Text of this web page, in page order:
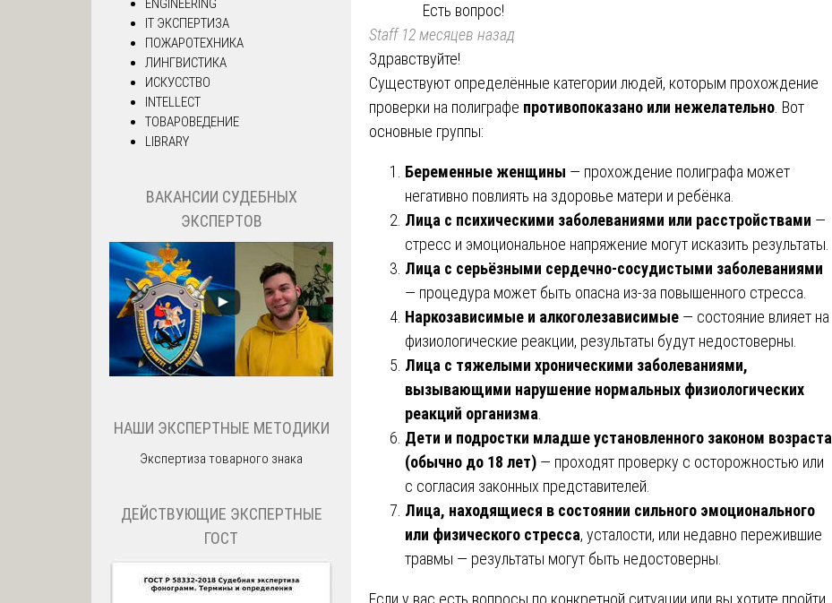
Есть вопрос!
Staff12 месяцев назад
Здравствуйте!
Существуют определённые категории людей, которым прохождение
проверки на полиграфе противопоказано или нежелательно . Вот
основные группы:
Беременные женщины — прохождение полиграфа может
негативно повлиять на здоровье матери и ребёнка.
Лица с психическими заболеваниями или расстройствами —
стресс и эмоциональное напряжение могут исказить результаты.
Лица с серьёзными сердечно-сосудистыми заболеваниями
— процедура может быть опасна из-за повышенного стресса.
Наркозависимые и алкоголезависимые — состояние влияет на
физиологические реакции, результаты будут недостоверны.
Лица с тяжелыми хроническими заболеваниями,
вызывающими нарушение нормальных физиологических
реакций организма
Дети и подростки младше установленного законом возраста
(обычно до 18 лет) — проходят проверку с осторожностью или
с согласия законных представителей.
Лица, находящиеся в состоянии сильного эмоционального
или физического стресса, усталости, или недавно пережившие
травмы — результаты могут быть недостоверны.
Если у вас есть вопросы по конкретной ситуации или вы хотите пройти
IT ЭКСПЕРТИЗА
ПОЖАРОТЕХНИКА
ЛИНГВИСТИКА
ИСКУССТВО
INTELLECT
ТОВАРОВЕДЕНИЕ
LIBRARY
ВАКАНСИИ СУДЕБНЫХ
ЭКСПЕРТОВ
НАШИ ЭКСПЕРТНЫЕ МЕТОДИКИ
Экспертиза товарного знака
ДЕЙСТВУЮЩИЕ ЭКСПЕРТНЫЕ
ГОСТ